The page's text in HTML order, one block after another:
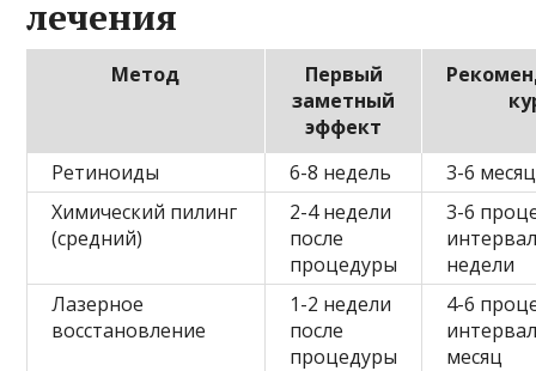
лечения
Метод
Первый
заметный
эффект
Ретиноиды 6-8 недель
3-6
Химический пилинг
(средний)
2-4 недели
после
процедуры
3-6
недели
Лазерное
восстановление
1-2 недели
после
процедуры
4-6
месяц